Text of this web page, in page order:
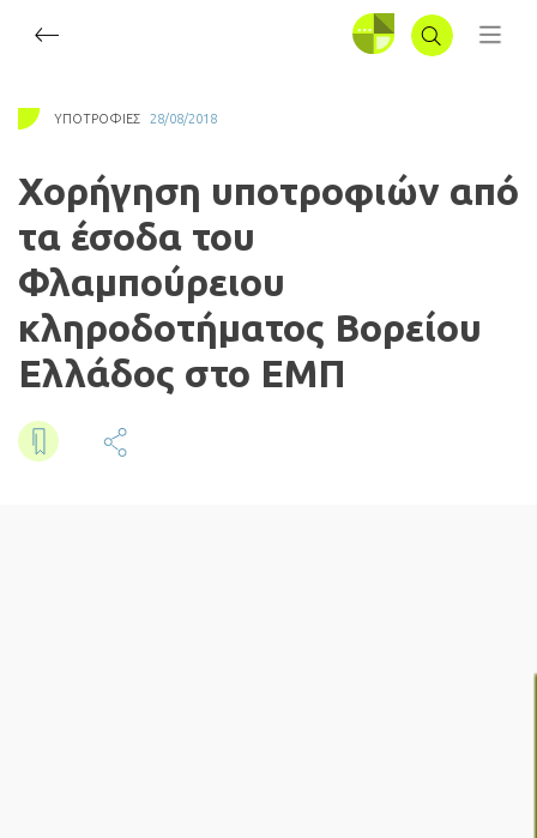
ΣΥΝΔΕΣΗ
ΥΠΟΤΡΟΦΊΕΣ 28/08/2018
Χορήγηση υποτροφιών από
τα έσοδα του
Φλαμπούρειου
κληροδοτήματος Βορείου
Ελλάδος στο ΕΜΠ